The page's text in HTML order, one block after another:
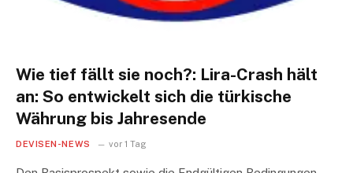
Wie tief fällt sie noch?: Lira-Crash hält
an: So entwickelt sich die türkische
Währung bis Jahresende
DEVISEN-NEWS vor 1 Tag